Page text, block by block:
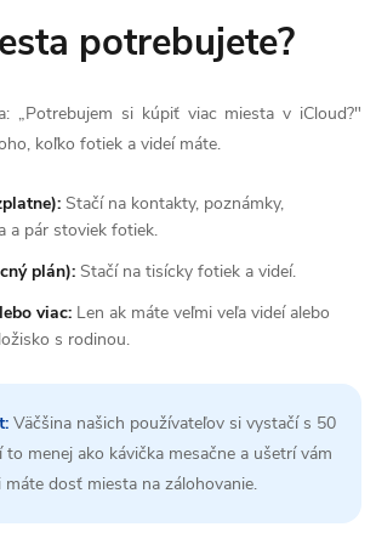
potrebujete?
„Potrebujem si kúpiť viac miesta v iCloud?"
koľko fotiek a videí máte.
Stačí na kontakty, poznámky,
a pár stoviek fotiek.
plán): Stačí na tisícky fotiek a videí.
viac: Len ak máte veľmi veľa videí alebo
s rodinou.
Väčšina našich používateľov si vystačí s 50
to menej ako kávička mesačne a ušetrí vám
dosť miesta na zálohovanie.